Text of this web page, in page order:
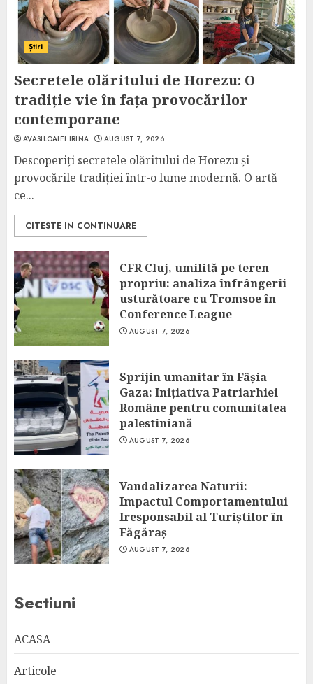
Știri
Secretele olăritului de Horezu: O
tradiție vie în fața provocărilor
contemporane
AVASILOAIEI IRINA AUGUST 7, 2026
Descoperiți secretele olăritului de Horezu și
provocările tradiției într-o lume modernă. O artă
ce...
CITESTE IN CONTINUARE
CFR Cluj, umilită pe teren
propriu: analiza înfrângerii
usturătoare cu Tromsoe în
Conference League
AUGUST 7, 2026
Sprijin umanitar în Fâșia
Gaza: Inițiativa Patriarhiei
Române pentru comunitatea
palestiniană
AUGUST 7, 2026
Vandalizarea Naturii:
Impactul Comportamentului
Iresponsabil al Turiștilor în
Făgăraș
AUGUST 7, 2026
Sectiuni
ACASA
Articole